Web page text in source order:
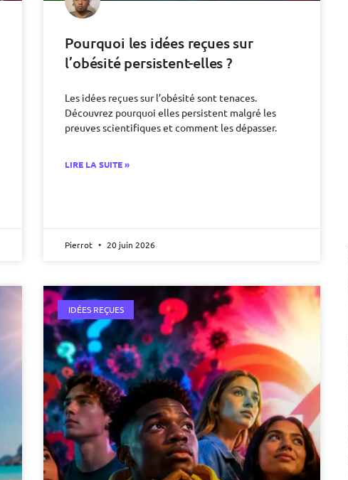
Pourquoi les idées reçues sur
l’obésité persistent-elles ?
Les idées reçues sur l’obésité sont tenaces.
Découvrez pourquoi elles persistent malgré les
preuves scientifiques et comment les dépasser.
LIRE LA SUITE »
Pierrot 20 juin 2026
IDÉES REÇUES